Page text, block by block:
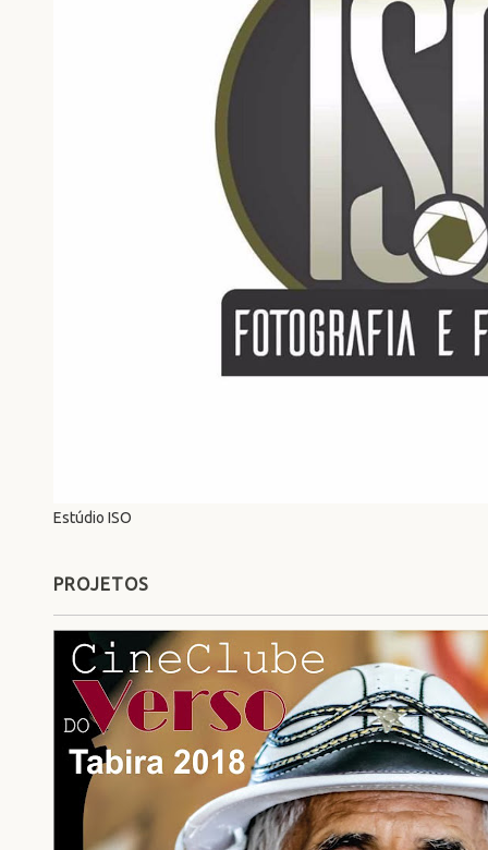
Estúdio ISO
PROJETOS